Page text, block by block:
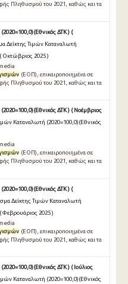
Πληθυσμού του 2021, καθώς και τα
ΔΤΚ ) (
Δείκτης Τιμών Καταναλωτή
Οκτώβριος 2025 )
(ΕΟΠ), επικαιροποιημένα σε
Πληθυσμού του 2021, καθώς και τα
ΔΤΚ ) ( Νοέμβριος
Καταναλωτή (2020=100,0)(Εθνικός
(ΕΟΠ), επικαιροποιημένα σε
Πληθυσμού του 2021, καθώς και τα
ΔΤΚ ) (
Δείκτης Τιμών Καταναλωτή
Φεβρουάριος 2025 )
(ΕΟΠ), επικαιροποιημένα σε
Πληθυσμού του 2021, καθώς και τα
ΔΤΚ ) ( Ιούλιος
Καταναλωτή (2020=100,0)(Εθνικός